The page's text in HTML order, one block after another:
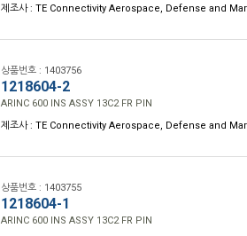
제조사 : TE Connectivity Aerospace, Defense and
상품번호 : 1403756
1218604-2
ARINC 600 INS ASSY 13C2 FR PIN
제조사 : TE Connectivity Aerospace, Defense and
상품번호 : 1403755
1218604-1
ARINC 600 INS ASSY 13C2 FR PIN